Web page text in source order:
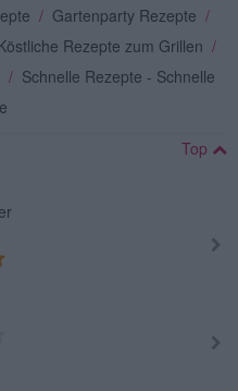
/ Gartenparty Rezepte /
Rezepte zum Grillen /
/ Schnelle Rezepte - Schnelle
Top